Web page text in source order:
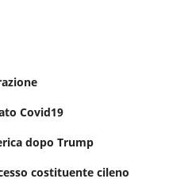
Covid19
dopo Trump
costituente cileno